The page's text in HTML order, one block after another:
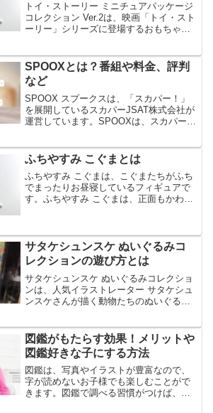
トイ・ストーリー ミニチュアパッケージ
コレクション Ver.2は、映画「トイ・スト
ーリー」シリーズに登場するおもちゃの
ージコレクション Ver.2は、新たに「バ
ズ・ライ...
SPOOXとは？番組や料金、評判
など
SPOOX スプークスは、「スカパー！」
を展開しているスカパーJSAT株式会社が
運営しています。SPOOXは、スカパー！
用できます。今回は、SPOOXの番組や料
金、評判...
ふちやすみ こぐまとは
ふちやすみ こぐまは、こぐまたちがふち
でまったりお昼寝しているフィギュアで
す。ふちやすみ こぐまは、正面もかわい
ちやすみ こぐま...
サタケシュンスケ ぬいぐるみコ
レクションの遊び方とは
サタケシュンスケ ぬいぐるみコレクショ
ンは、人気イラストレーター サタケシュ
ンスケさんが描く動物たちのぬいぐるみ
ことができ、全5種のラインナップです今
回は、サタケシュ...
図鑑がもたらす効果！メリットや
図鑑好きな子にする方法
図鑑は、写真やイラストが豊富なので、
字が読めないお子様でも楽しむことがで
きます。図鑑で調べる習慣がつけば、知